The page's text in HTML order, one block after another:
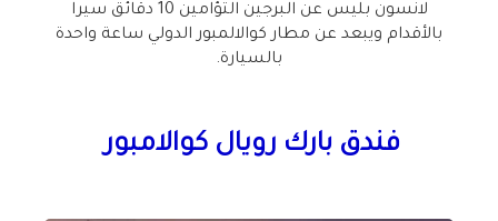
لانسون بليس عن البرجين التؤامين 10 دقائق سيرا
بالأقدام ويبعد عن مطار كوالالمبور الدولي ساعة واحدة
بالسيارة.
فندق بارك رويال كوالامبور